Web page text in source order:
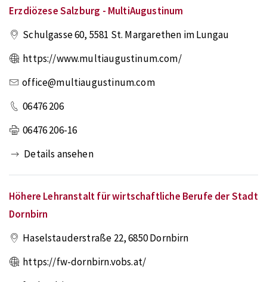
Erzdiözese Salzburg - MultiAugustinum
Schulgasse 60, 5581 St. Margarethen im Lungau
https://www.multiaugustinum.com/
office@multiaugustinum.com
06476 206
06476 206-16
Details ansehen
Höhere Lehranstalt für wirtschaftliche Berufe der Stadt
Dornbirn
Haselstauderstraße 22,6850Dornbirn
https://fw-dornbirn.vobs.at/